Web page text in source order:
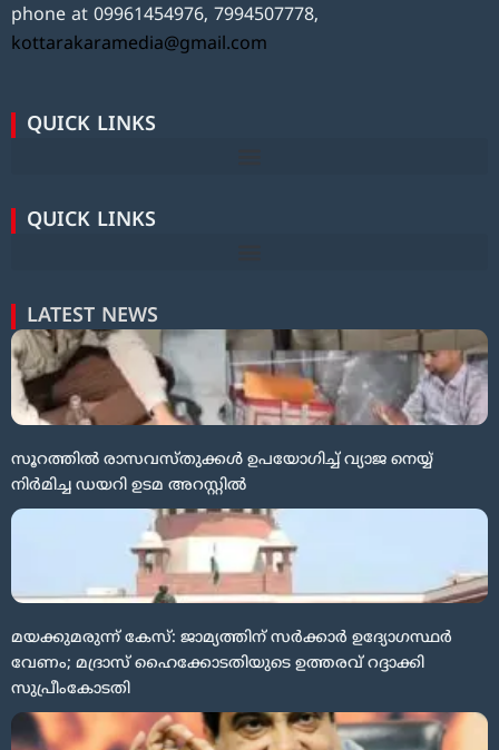
phone at 09961454976, 7994507778,
kottarakaramedia@gmail.com
QUICK LINKS
QUICK LINKS
LATEST NEWS
സൂറത്തിൽ രാസവസ്തുക്കൾ ഉപയോഗിച്ച് വ്യാജ നെയ്യ്
നിർമിച്ച ഡയറി ഉടമ അറസ്റ്റിൽ
മയക്കുമരുന്ന് കേസ്: ജാമ്യത്തിന് സർക്കാർ ഉദ്യോഗസ്ഥർ
വേണം; മദ്രാസ് ഹൈക്കോടതിയുടെ ഉത്തരവ് റദ്ദാക്കി
സുപ്രീംകോടതി